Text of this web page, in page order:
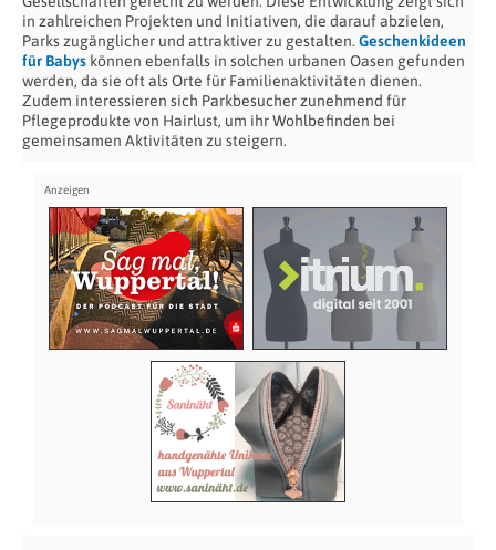
in zahlreichen Projekten und Initiativen, die darauf abzielen,
Parks zugänglicher und attraktiver zu gestalten. Geschenkideen
für Babys können ebenfalls in solchen urbanen Oasen gefunden
werden, da sie oft als Orte für Familienaktivitäten dienen.
Zudem interessieren sich Parkbesucher zunehmend für
Pflegeprodukte von Hairlust, um ihr Wohlbefinden bei
gemeinsamen Aktivitäten zu steigern.